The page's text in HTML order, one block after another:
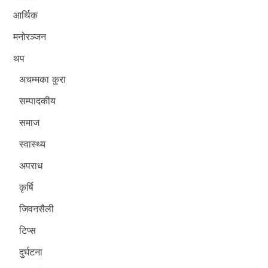
आर्थिक
मनोरञ्जन
थप
अचम्मका कुरा
सम्पादकीय
समाज
स्वास्थ्य
अपराध
कृर्षि
जिवनसैली
टिप्स
दुर्घटना